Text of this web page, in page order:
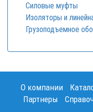
Силовые муфты
Изоляторы и
Грузоподъемное
О компании
Партнеры